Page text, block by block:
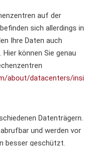
auf der
sich allerdings in
Ihre Daten auch
können Sie genau
about/datacenters/insi
Datenträgern.
und werden vor
besser geschützt.